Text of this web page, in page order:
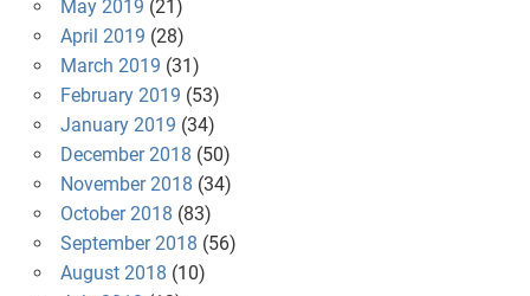
May 2019 (21)
April 2019 (28)
March 2019 (31)
February 2019 (53)
January 2019 (34)
December 2018 (50)
November 2018 (34)
October 2018 (83)
September 2018 (56)
August 2018 (10)